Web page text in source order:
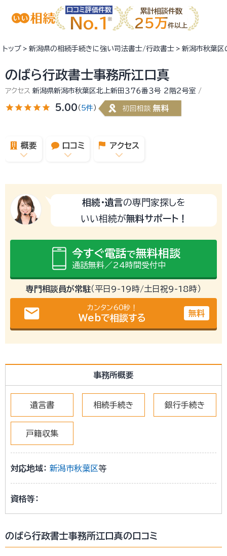
口コミ評価件数
No.1
累計相談件数
25万件以上
トップ 新潟県の相続手続きに強い司法書士/行政書士 新潟市秋葉区
のばら行政書士事務所江口真
アクセス 新潟県新潟市秋葉区北上新田３７６番３号 ２階２号室
star star star star star 5.00 （ 5件）
概要 口コミ アクセス
相続・遺言の専門家探しを
いい相続が無料サポート！
今すぐ電話で無料相談
通話無料／24時間受付中
専門相談員が常駐（平日9-19時/土日祝9-18時）
email カンタン60秒！
Webで相談する 無料
事務所概要
遺言書 相続手続き 銀行手続き
戸籍収集
対応地域： 新潟市秋葉区
資格等：
のばら行政書士事務所江口真の口コミ